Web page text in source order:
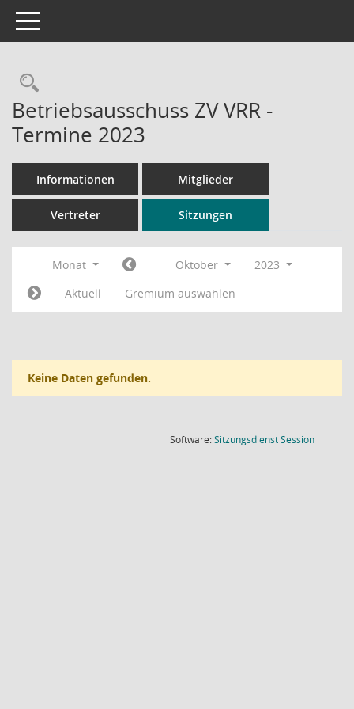
Toggle navigation
Rechercheauswahl
Betriebsausschuss ZV VRR -
Termine 2023
Informationen Mitglieder
Vertreter Sitzungen
Monat Oktober
2023
Aktuell
Gremium auswählen
Keine Daten gefunden.
Software:SitzungsdienstSession(Wird in